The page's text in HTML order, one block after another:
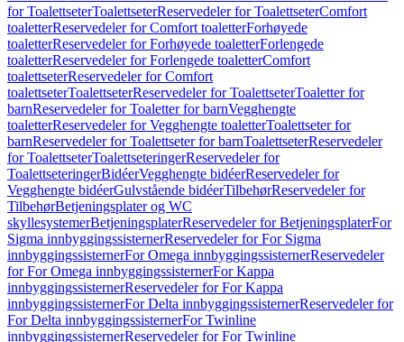
for ToalettseterToalettseterReservedeler for ToalettseterComfort
toaletterReservedeler for Comfort toaletterForhøyede
toaletterReservedeler for Forhøyede toaletterForlengede
toaletterReservedeler for Forlengede toaletterComfort
toalettseterReservedeler for Comfort
toalettseterToalettseterReservedeler for ToalettseterToaletter for
barnReservedeler for Toaletter for barnVegghengte
toaletterReservedeler for Vegghengte toaletterToalettseter for
barnReservedeler for Toalettseter for barnToalettseterReservedeler
for ToalettseterToalettseteringerReservedeler for
ToalettseteringerBidéerVegghengte bidéerReservedeler for
Vegghengte bidéerGulvstående bidéerTilbehørReservedeler for
TilbehørBetjeningsplater og WC
skyllesystemerBetjeningsplaterReservedeler for BetjeningsplaterFor
Sigma innbyggingssisternerReservedeler for For Sigma
innbyggingssisternerFor Omega innbyggingssisternerReservedeler
for For Omega innbyggingssisternerFor Kappa
innbyggingssisternerReservedeler for For Kappa
innbyggingssisternerFor Delta innbyggingssisternerReservedeler for
For Delta innbyggingssisternerFor Twinline
innbyggingssisternerReservedeler for For Twinline